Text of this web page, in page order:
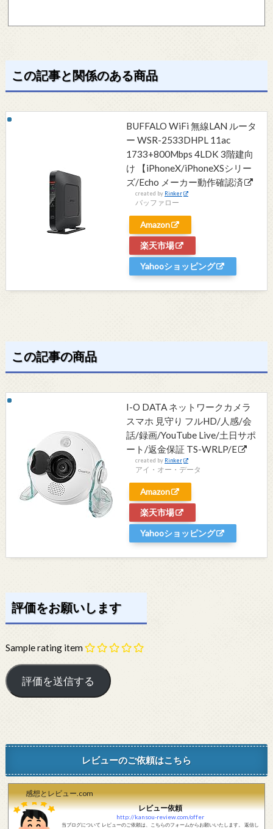
この記事と関係のある商品
BUFFALO WiFi 無線LAN ルータ
ー WSR-2533DHPL 11ac
1733+800Mbps 4LDK 3階建向
け 【iPhoneX/iPhoneXSシリー
ズ/Echo メーカー動作確認済
created by Rinker
バッファロー
Amazon
楽天市場
Yahooショッピング
この記事の商品
I-O DATA ネットワークカメラ
スマホ 見守り フルHD/人感/会
話/録画/YouTube Live/土日サポ
ート/返金保証 TS-WRLP/E
created by Rinker
アイ・オー・データ
Amazon
楽天市場
Yahooショッピング
評価をお願いします
Sample rating item
レビューのご依頼はこちら
感想とレビュー.com
レビュー依頼
http://kansou-review.com/offer
当ブログについて レビューのご依頼は、こちらのフォームからお願いいたします。 返信し